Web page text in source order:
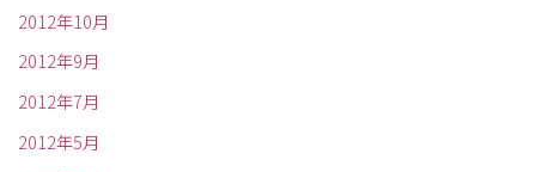
2012年10月
2012年9月
2012年7月
2012年5月